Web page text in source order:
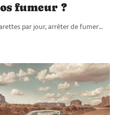
fumeur ?
par jour, arrêter de fumer…